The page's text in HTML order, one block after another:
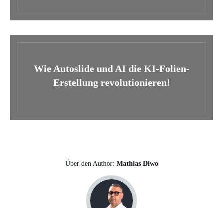
Wie Autoslide und AI die KI-Folien-
Erstellung revolutionieren!
Über den Author: Mathias Diwo